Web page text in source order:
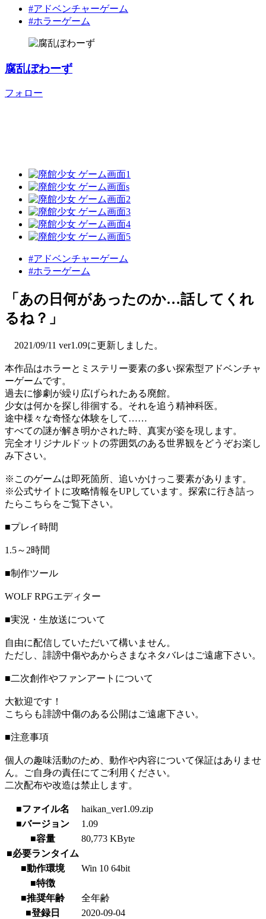
#アドベンチャーゲーム
#ホラーゲーム
腐乱ぼわーず
フォロー
#アドベンチャーゲーム
#ホラーゲーム
「あの日何があったのか…話してくれ
るね？」
2021/09/11 ver1.09に更新しました。
本作品はホラーとミステリー要素の多い探索型アドベンチャ
ーゲームです。
過去に惨劇が繰り広げられたある廃館。
少女は何かを探し徘徊する。それを追う精神科医。
途中様々な奇怪な体験をして……
すべての謎が解き明かされた時、真実が姿を現します。
完全オリジナルドットの雰囲気のある世界観をどうぞお楽し
み下さい。
※このゲームは即死箇所、追いかけっこ要素があります。
※公式サイトに攻略情報をUPしています。探索に行き詰っ
たらこちらをご覧下さい。
■プレイ時間
1.5～2時間
■制作ツール
WOLF RPGエディター
■実況・生放送について
自由に配信していただいて構いません。
ただし、誹謗中傷やあからさまなネタバレはご遠慮下さい。
■二次創作やファンアートについて
大歓迎です！
こちらも誹謗中傷のある公開はご遠慮下さい。
■注意事項
個人の趣味活動のため、動作や内容について保証はありませ
ん。ご自身の責任にてご利用ください。
二次配布や改造は禁止します。
■ファイル名
haikan_ver1.09.zip
■バージョン
1.09
■容量
80,773 KByte
■必要ランタイム
■動作環境
Win 10 64bit
■特徴
■推奨年齢
全年齢
■登録日
2020-09-04